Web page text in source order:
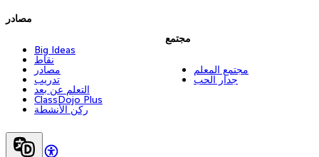
مصادر
Big Ideas
نقاط
مصادر
تدريب
التعلم عن بعد
ClassDojo Plus
ركن الأنشطة
مجتمع
مجتمع المعلم
جدار الحب